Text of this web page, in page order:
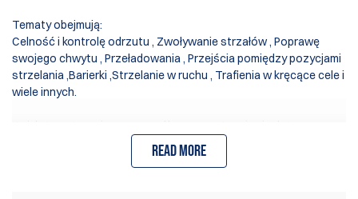
Tematy obejmują:
Celność i kontrolę odrzutu , Zwoływanie strzałów , Poprawę
swojego chwytu , Przeładowania , Przejścia pomiędzy pozycjami
strzelania ,Barierki ,Strzelanie w ruchu , Trafienia w kręcące cele i
wiele innych.
Każdy temat zawiera szczegółowe spostrzeżenia dotyczące
postaw i technik niezbędnych do sukcesu. Każde ćwiczenie jest
szczegółowo wyjaśnione - jak strzelać, czego się nauczysz
Read more